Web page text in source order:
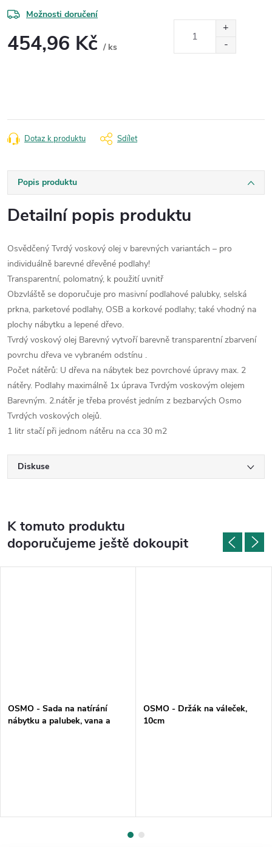
Možnosti doručení
454,96 Kč / ks
Dotaz k produktu Sdílet
Popis produktu
Detailní popis produktu
Osvědčený Tvrdý voskový olej v barevných variantách – pro
individuálně barevné dřevěné podlahy!
Transparentní, polomatný, k použití uvnitř
Obzvláště se doporučuje pro masivní podlahové palubky, selská
prkna, parketové podlahy, OSB a korkové podlahy; také vhodný na
plochy nábytku a lepené dřevo.
Tvrdý voskový olej Barevný vytvoří barevně transparentní zbarvení
povrchu dřeva ve vybraném odstínu .
Počet nátěrů: U dřeva na nábytek bez povrchové úpravy max. 2
nátěry. Podlahy maximálně 1x úprava Tvrdým voskovým olejem
Barevným. 2.nátěr je třeba provést jedním z bezbarvých Osmo
Tvrdých voskových olejů.
1 litr stačí při jednom nátěru na cca 30 m2
Diskuse
K tomuto produktu
doporučujeme ještě dokoupit
OSMO - Sada na natírání
nábytku a palubek, vana a
OSMO - Držák na váleček,
10cm